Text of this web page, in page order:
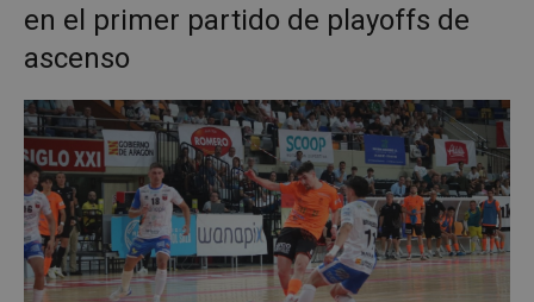
en el primer partido de playoffs de
ascenso